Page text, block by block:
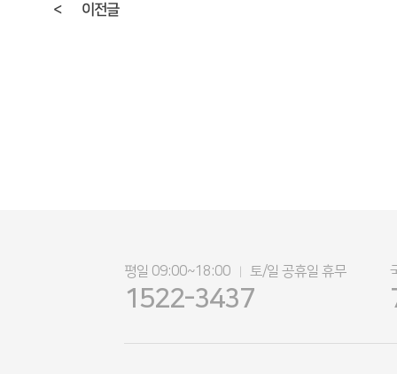
< 이전글
평일 09:00~18:00 토/일 공휴일 휴무
1522-3437